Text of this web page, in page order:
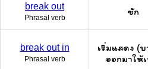
break out
Phrasal verb
ชัก
break out in
Phrasal verb
เริ่มแสดง (บ
ออกมาให้